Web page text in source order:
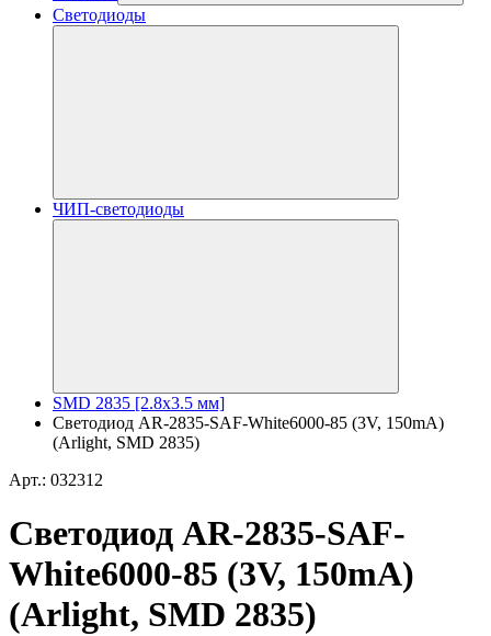
Светодиоды
ЧИП-светодиоды
SMD 2835 [2.8x3.5 мм]
Светодиод AR-2835-SAF-White6000-85 (3V, 150mA)
(Arlight, SMD 2835)
Арт.: 032312
Светодиод AR-2835-SAF-
White6000-85 (3V, 150mA)
(Arlight, SMD 2835)